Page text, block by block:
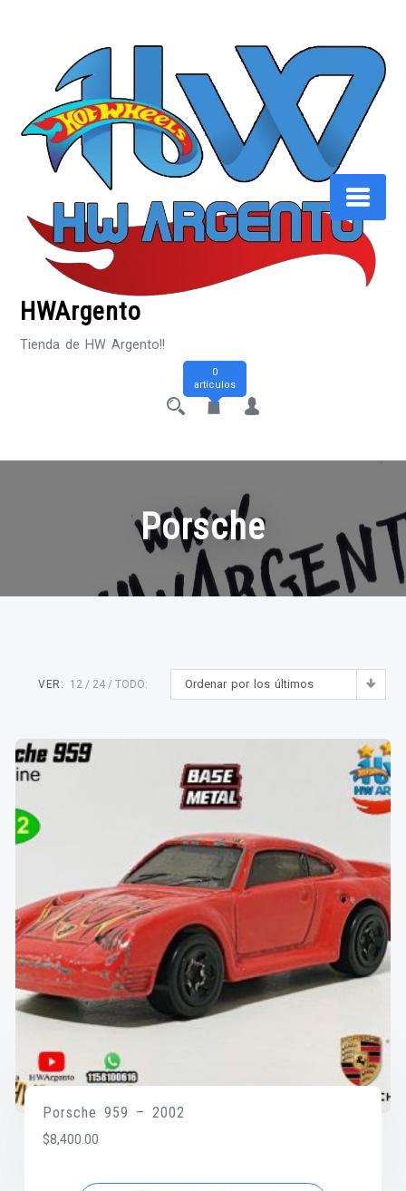
HWArgento
Tienda de HW Argento!!
0
artículos
Porsche
Ordenar por los últimos
VER: 12 24 TODO:
Porsche 959 – 2002
$8,400.00